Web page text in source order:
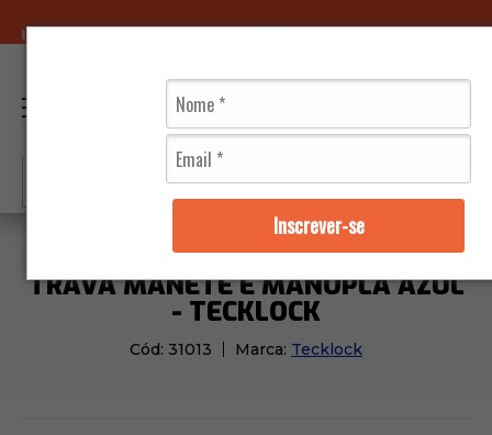
Inscrever-se
Trava Manete e Manopla Azul
TRAVA MANETE E MANOPLA AZUL
- TECKLOCK
Cód: 31013 Marca: Tecklock